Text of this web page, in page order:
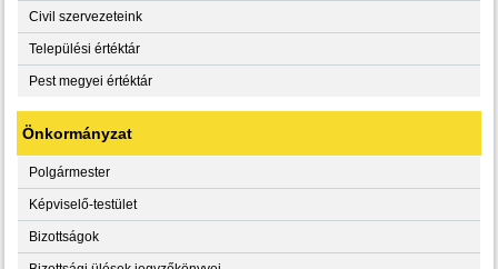
Civil szervezeteink
Települési értéktár
Pest megyei értéktár
Önkormányzat
Polgármester
Képviselő-testület
Bizottságok